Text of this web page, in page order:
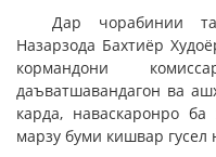
Дар чорабинии
Назарзода Бахтиёр
кормандони
даъватшавандагон ва
карда, наваскаронро
марзу буми кишвар гусел